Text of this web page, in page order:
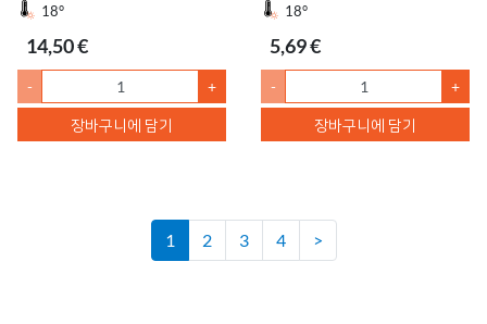
18°
14,50 €
- +
장바구니에 담기
18°
5,69 €
- +
장바구니에 담기
1 2 3 4 >